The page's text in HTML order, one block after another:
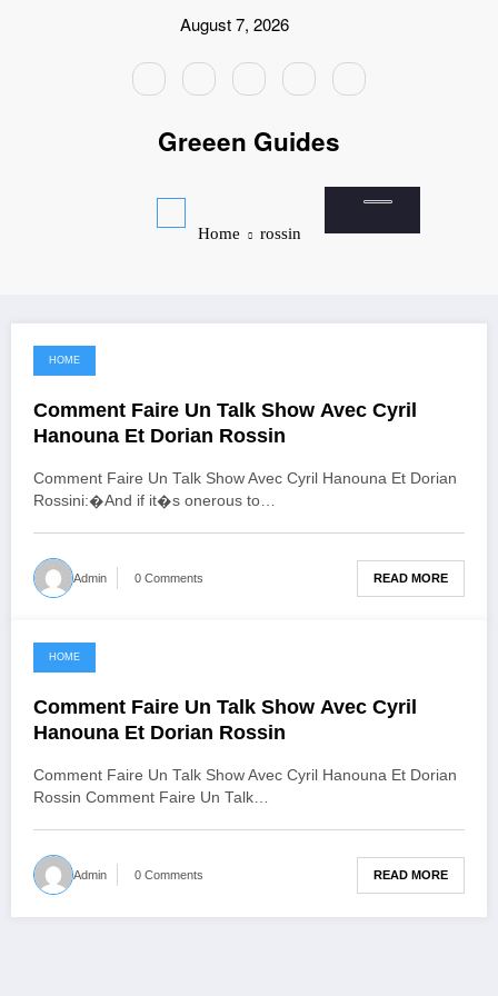
August 7, 2026
Greeen Guides
Home rossin
June 25, 2021
HOME
Comment Faire Un Talk Show Avec Cyril
Hanouna Et Dorian Rossin
Comment Faire Un Talk Show Avec Cyril Hanouna Et Dorian
Rossini:�And if it�s onerous to…
Admin 0 Comments READ MORE
June 10, 2021
HOME
Comment Faire Un Talk Show Avec Cyril
Hanouna Et Dorian Rossin
Comment Faire Un Talk Show Avec Cyril Hanouna Et Dorian
Rossin Comment Faire Un Talk…
Admin 0 Comments READ MORE